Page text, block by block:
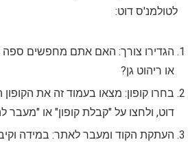
לטולמנ'ס דוט:
הגדירו צורך: האם אתם מחפשים ספה
או ריהוט גן?
בחרו קופון: מצאו בעמוד זה את הקופון
דוט, ולחצו על "קבלת קופון" או "מעבר
העתקת הקוד ומעבר לאתר: במידה